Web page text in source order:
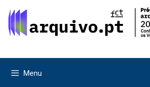
para
para
Menu